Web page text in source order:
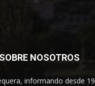
SOBRE NOSOTROS
informando desde